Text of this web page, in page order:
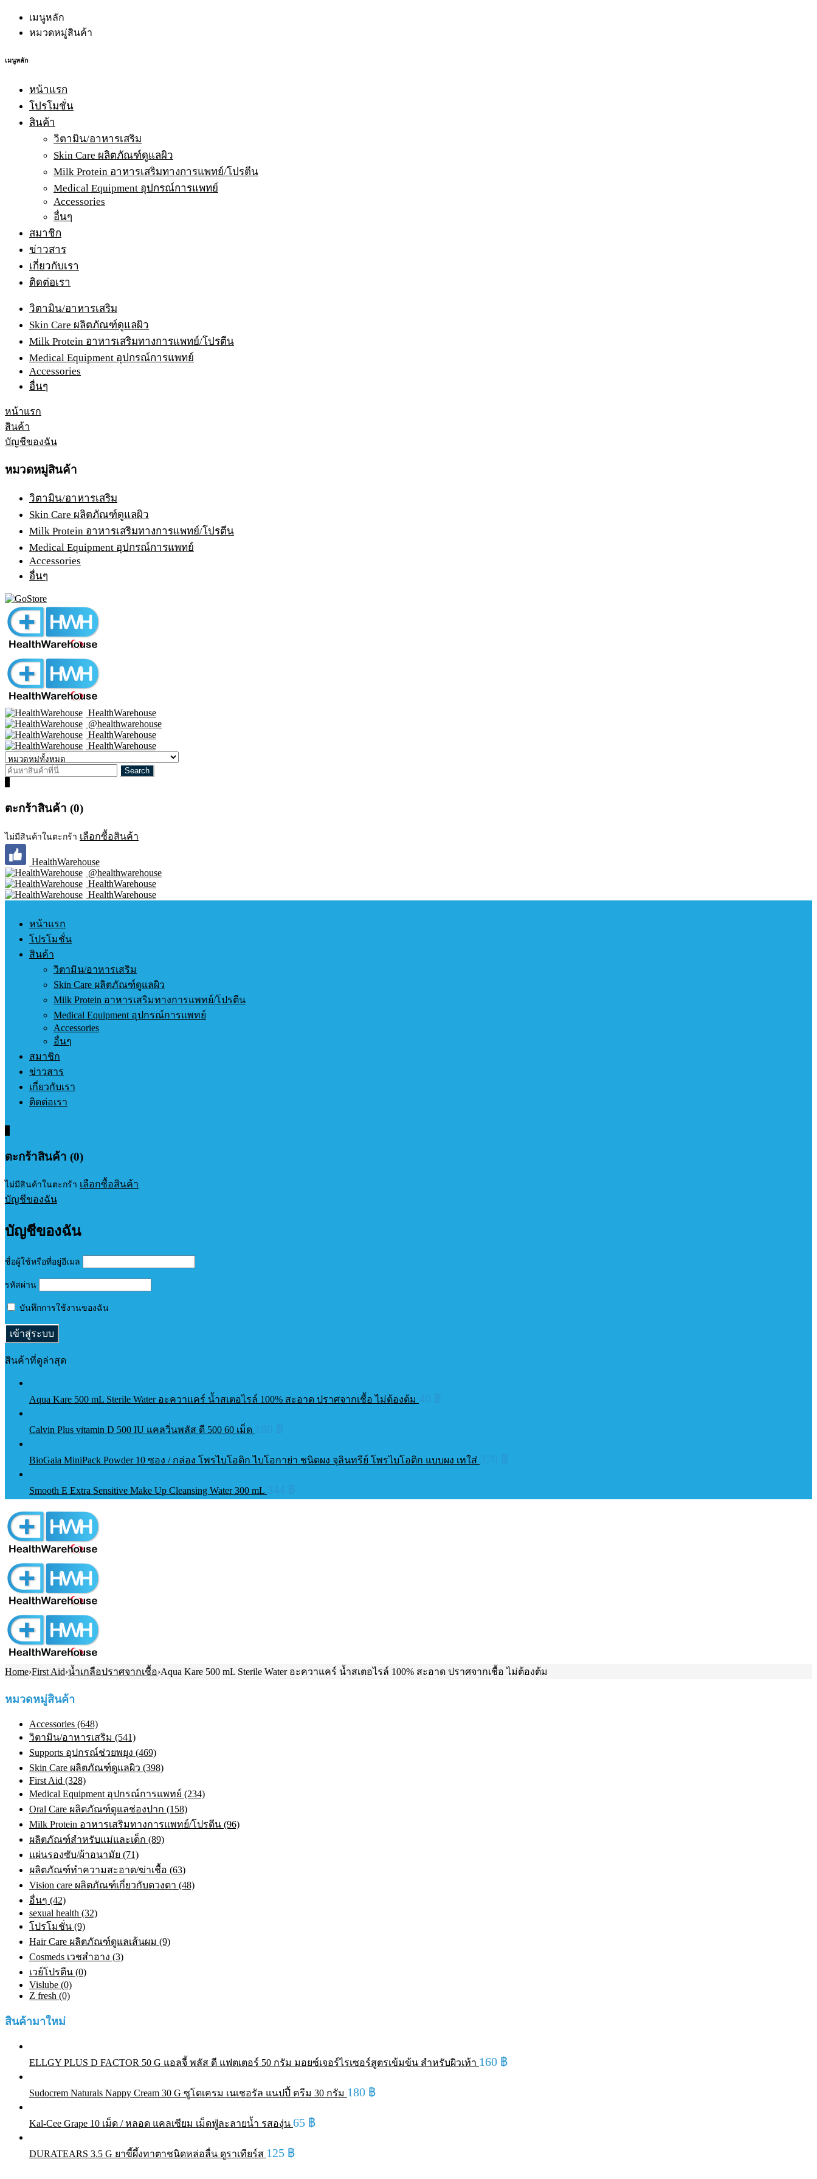
เมนูหลัก
หมวดหมู่สินค้า
เมนูหลัก
หน้าแรก
โปรโมชั่น
สินค้า
วิตามิน/อาหารเสริม
Skin Care ผลิตภัณฑ์ดูแลผิว
Milk Protein อาหารเสริมทางการแพทย์/โปรตีน
Medical Equipment อุปกรณ์การแพทย์
Accessories
อื่นๆ
สมาชิก
ข่าวสาร
เกี่ยวกับเรา
ติดต่อเรา
วิตามิน/อาหารเสริม
Skin Care ผลิตภัณฑ์ดูแลผิว
Milk Protein อาหารเสริมทางการแพทย์/โปรตีน
Medical Equipment อุปกรณ์การแพทย์
Accessories
อื่นๆ
หน้าแรก
สินค้า
บัญชีของฉัน
หมวดหมู่สินค้า
วิตามิน/อาหารเสริม
Skin Care ผลิตภัณฑ์ดูแลผิว
Milk Protein อาหารเสริมทางการแพทย์/โปรตีน
Medical Equipment อุปกรณ์การแพทย์
Accessories
อื่นๆ
HealthWarehouse
@healthwarehouse
HealthWarehouse
HealthWarehouse
ตะกร้าสินค้า (0)
ไม่มีสินค้าในตะกร้า เลือกซื้อสินค้า
HealthWarehouse
@healthwarehouse
HealthWarehouse
HealthWarehouse
หน้าแรก
โปรโมชั่น
สินค้า
วิตามิน/อาหารเสริม
Skin Care ผลิตภัณฑ์ดูแลผิว
Milk Protein อาหารเสริมทางการแพทย์/โปรตีน
Medical Equipment อุปกรณ์การแพทย์
Accessories
อื่นๆ
สมาชิก
ข่าวสาร
เกี่ยวกับเรา
ติดต่อเรา
ตะกร้าสินค้า (0)
ไม่มีสินค้าในตะกร้า เลือกซื้อสินค้า
บัญชีของฉัน
บัญชีของฉัน
ชื่อผู้ใช้หรือที่อยู่อีเมล
รหัสผ่าน
บันทึกการใช้งานของฉัน
สินค้าที่ดูล่าสุด
Aqua Kare 500 mL Sterile Water อะควาแคร์ น้ำสเตอไรล์ 100% สะอาด ปราศจากเชื้อ ไม่ต้องต้ม
Calvin Plus vitamin D 500 IU แคลวิ่นพลัส ดี 500 60 เม็ด
BioGaia MiniPack Powder 10 ซอง / กล่อง โพรไบโอติก ไบโอกาย่า ชนิดผง จุลินทรีย์ โพรไบโอติก แบบผง เทใส่
Smooth E Extra Sensitive Make Up Cleansing Water 300 mL
Home›First Aid›น้ำเกลือปราศจากเชื้อ›Aqua Kare 500 mL Sterile Water อะควาแคร์ น้ำสเตอไรล์ 100% สะอาด ปราศจากเชื้อ ไม่ต้องต้ม
หมวดหมู่สินค้า
Accessories (648)
วิตามิน/อาหารเสริม (541)
Supports อุปกรณ์ช่วยพยุง (469)
Skin Care ผลิตภัณฑ์ดูแลผิว (398)
First Aid (328)
Medical Equipment อุปกรณ์การแพทย์ (234)
Oral Care ผลิตภัณฑ์ดูแลช่องปาก (158)
Milk Protein อาหารเสริมทางการแพทย์/โปรตีน (96)
ผลิตภัณฑ์สำหรับแม่และเด็ก (89)
แผ่นรองซับ/ผ้าอนามัย (71)
ผลิตภัณฑ์ทําความสะอาด/ฆ่าเชื้อ (63)
Vision care ผลิตภัณฑ์เกี่ยวกับดวงตา (48)
อื่นๆ (42)
sexual health (32)
โปรโมชั่น (9)
Hair Care ผลิตภัณฑ์ดูแลเส้นผม (9)
Cosmeds เวชสําอาง (3)
เวย์โปรตีน (0)
Vislube (0)
Z fresh (0)
สินค้ามาใหม่
ELLGY PLUS D FACTOR 50 G แอลจี้ พลัส ดี แฟตเตอร์ 50 กรัม มอยซ์เจอร์ไรเซอร์สูตรเข้มข้น สำหรับผิวเท้า 160 ฿
Sudocrem Naturals Nappy Cream 30 G ซูโดเครม เนเชอรัล แนปปี้ ครีม 30 กรัม 180 ฿
Kal-Cee Grape 10 เม็ด / หลอด แคลเซียม เม็ดฟู่ละลายน้ำ รสองุ่น 65 ฿
DURATEARS 3.5 G ยาขี้ผึ้งทาตาชนิดหล่อลื่น ดูราเทียร์ส 125 ฿